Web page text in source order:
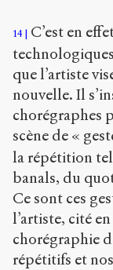
14
C’est en
que l’artiste
nouvelle. Il
chorégraphes
scène de «
la répétition
banals, du
Ce sont ces
l’artiste, cité
chorégraphie
répétitifs et